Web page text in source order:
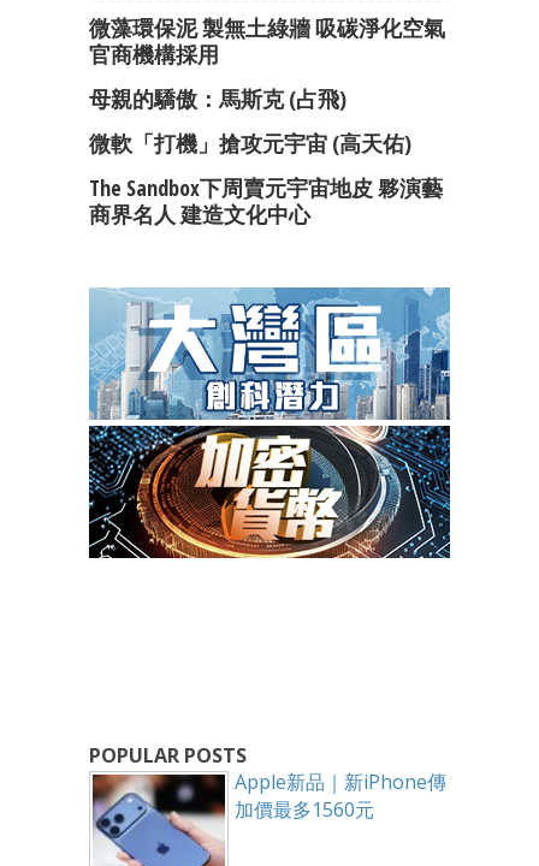
微藻環保泥 製無土綠牆 吸碳淨化空氣
官商機構採用
母親的驕傲：馬斯克 (占飛)
微軟「打機」搶攻元宇宙 (高天佑)
The Sandbox下周賣元宇宙地皮 夥演藝
商界名人 建造文化中心
POPULAR POSTS
Apple新品｜新iPhone傳
加價最多1560元